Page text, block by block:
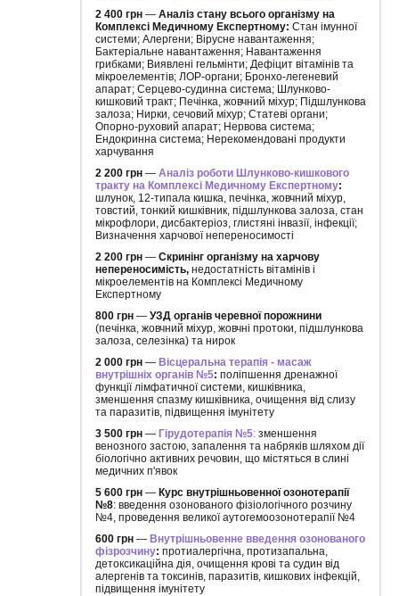
2 400 грн — Аналіз стану всього організму на
Комплексі Медичному Експертному: Стан імунної
системи; Алергени; Вірусне навантаження;
Бактеріальне навантаження; Навантаження
грибками; Виявлені гельмінти; Дефіцит вітамінів та
мікроелементів; ЛОР-органи; Бронхо-легеневий
апарат; Серцево-судинна система; Шлунково-
кишковий тракт; Печінка, жовчний міхур; Підшлункова
залоза; Нирки, сечовий міхур; Статеві органи;
Опорно-руховий апарат; Нервова система;
Ендокринна система; Нерекомендовані продукти
харчування
2 200 грн — Аналіз роботи Шлунково-кишкового
тракту на Комплексі Медичному Експертному:
шлунок, 12-типала кишка, печінка, жовчний міхур,
товстий, тонкий кишківник, підшлункова залоза, стан
мікрофлори, дисбактеріоз, глистяні інвазії, інфекції;
Визначення харчової непереносимості
2 200 грн — Скринінг організму на харчову
непереносимість, недостатність вітамінів і
мікроелементів на Комплексі Медичному
Експертному
800 грн — УЗД органів черевної порожнини
(печінка, жовчний міхур, жовчні протоки, підшлункова
залоза, селезінка) та нирок
2 000 грн — Вісцеральна терапія - масаж
внутрішніх органів №5: поліпшення дренажної
функції лімфатичної системи, кишківника,
зменшення спазму кишківника, очищення від слизу
та паразитів, підвищення імунітету
3 500 грн — Гірудотерапія №5: зменшення
венозного застою, запалення та набряків шляхом дії
біологічно активних речовин, що містяться в слині
медичних п'явок
5 600 грн — Курс внутрішньовенної озонотерапії
№8: введення озонованого фізіологічного розчину
№4, проведення великої аутогемоозонотерапії №4
600 грн — Внутрішньовенне введення озонованого
фізрозчину: протиалергічна, протизапальна,
детоксикаційна дія, очищення крові та судин від
алергенів та токсинів, паразитів, кишкових інфекцій,
підвищення імунітету